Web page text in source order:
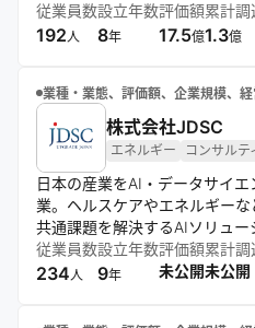
などのサービスを通じて、スキ
会モデルの実現を目指す。デー
従業員数
192人
設立年数
8年
評価額
17.5億
累計調
1.3億
業種・業態、評価額、企業規模、
株式会社JDSC
エネルギー コンサルテ
日本の産業をAI・データサイ
業。ヘルスケアやエネルギー
共通課題を解決するAIソリュ
学官連携で知の開放を促進し、
ニアリングまで一気通貫のDX
従業員数
234人
設立年数
9年
評価額
未公開
累計調
未公開